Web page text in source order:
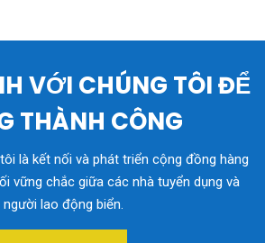
VỚI CHÚNG TÔI ĐỂ
THÀNH CÔNG
là kết nối và phát triển cộng đồng hàng
vững chắc giữa các nhà tuyển dụng và
người lao động biển.